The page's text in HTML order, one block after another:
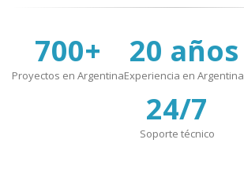
700+
Proyectos en Argentina
20 años
Experiencia en Argentina
24/7
Soporte técnico